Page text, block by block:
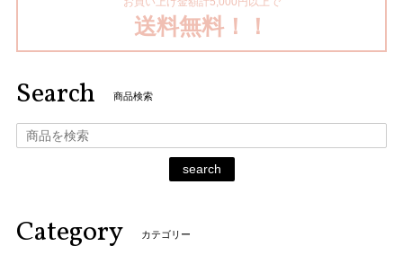
送料無料！！
Search 商品検索
search
Category カテゴリー